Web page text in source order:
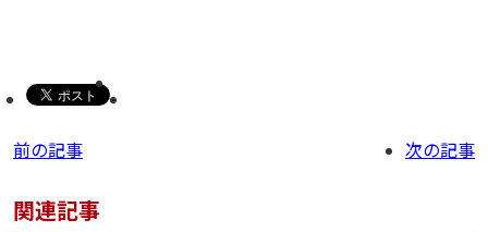
前の記事 次の記事
関連記事